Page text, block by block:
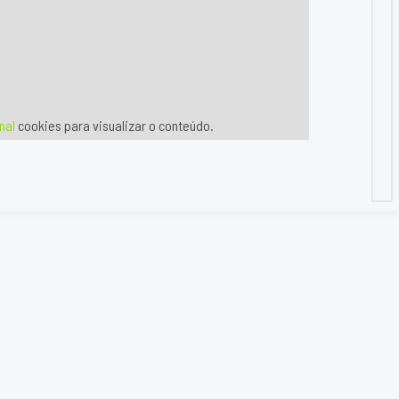
cookies para visualizar o conteúdo.